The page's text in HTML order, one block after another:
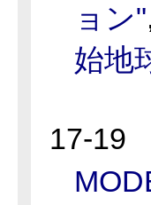
ョン"
始地
17-19